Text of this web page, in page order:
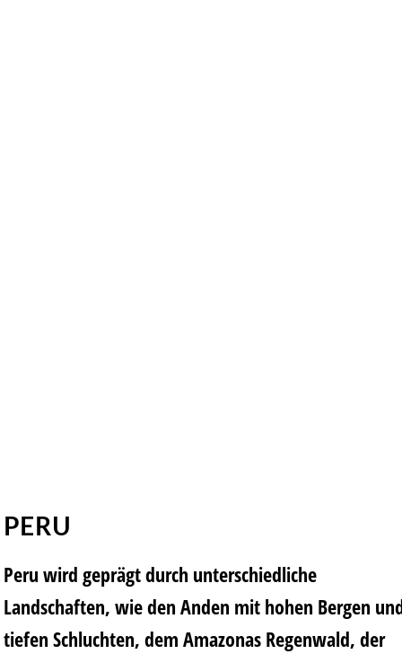
PERU
Peru wird geprägt durch unterschiedliche
Landschaften, wie den Anden mit hohen Bergen
tiefen Schluchten, dem Amazonas Regenwald, der